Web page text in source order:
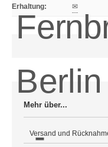
Erhaltung: ✉
Mehr über...
Versand und